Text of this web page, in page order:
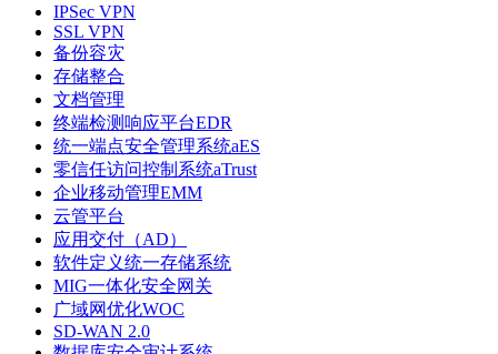
IPSec VPN
SSL VPN
备份容灾
存储整合
文档管理
终端检测响应平台EDR
统一端点安全管理系统aES
零信任访问控制系统aTrust
企业移动管理EMM
云管平台
应用交付（AD）
软件定义统一存储系统
MIG一体化安全网关
广域网优化WOC
SD-WAN 2.0